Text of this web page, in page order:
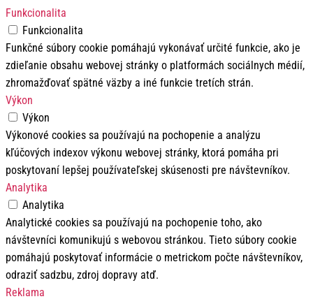
Funkcionalita
Funkcionalita
Funkčné súbory cookie pomáhajú vykonávať určité funkcie, ako je
zdieľanie obsahu webovej stránky o platformách sociálnych médií,
zhromažďovať spätné väzby a iné funkcie tretích strán.
Výkon
Výkon
Výkonové cookies sa používajú na pochopenie a analýzu
kľúčových indexov výkonu webovej stránky, ktorá pomáha pri
poskytovaní lepšej používateľskej skúsenosti pre návštevníkov.
Analytika
Analytika
Analytické cookies sa používajú na pochopenie toho, ako
návštevníci komunikujú s webovou stránkou. Tieto súbory cookie
pomáhajú poskytovať informácie o metrickom počte návštevníkov,
odraziť sadzbu, zdroj dopravy atď.
Reklama